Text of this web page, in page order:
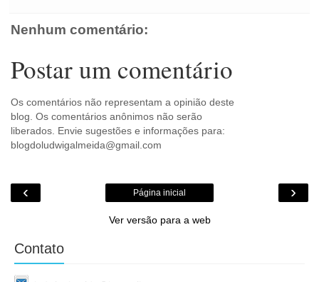
Nenhum comentário:
Postar um comentário
Os comentários não representam a opinião deste
blog. Os comentários anônimos não serão
liberados. Envie sugestões e informações para:
blogdoludwigalmeida@gmail.com
‹ ›
Página inicial
Ver versão para a web
Contato